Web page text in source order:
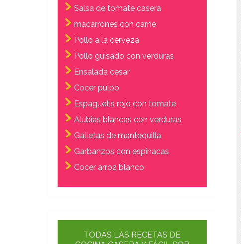
Salsa de tomate casera
macarrones con carne
Pollo a la cerveza
Pollo guisado con verduras
Ensalada cesar
Cocer pulpo
Espaguetis rojo con tomate
Alubias blancas con verduras
Galletas de mantequilla
Garbanzos con espinacas
Cocer arroz blanco
TODAS LAS RECETAS DE